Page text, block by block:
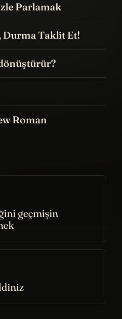
Parlamak
Durma Taklit Et!
Roman
geçmişin